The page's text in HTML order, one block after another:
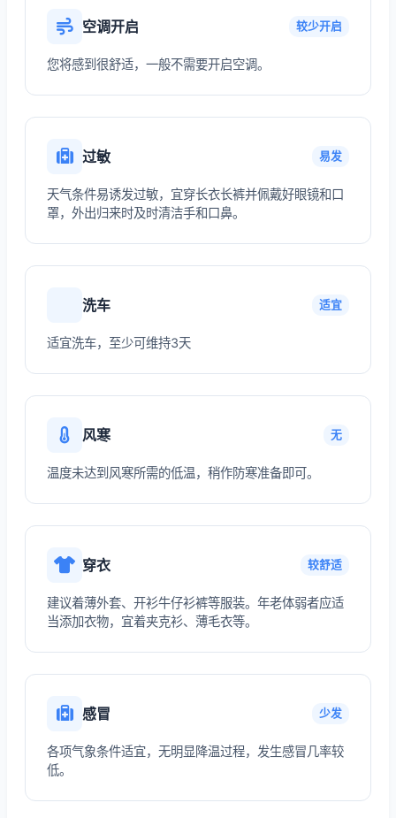
空调开启 较少开启
您将感到很舒适，一般不需要开启空调。
过敏 易发
天气条件易诱发过敏，宜穿长衣长裤并佩戴好眼镜和口
罩，外出归来时及时清洁手和口鼻。
洗车 适宜
适宜洗车，至少可维持3天
风寒 无
温度未达到风寒所需的低温，稍作防寒准备即可。
穿衣 较舒适
建议着薄外套、开衫牛仔衫裤等服装。年老体弱者应适
当添加衣物，宜着夹克衫、薄毛衣等。
感冒 少发
各项气象条件适宜，无明显降温过程，发生感冒几率较
低。